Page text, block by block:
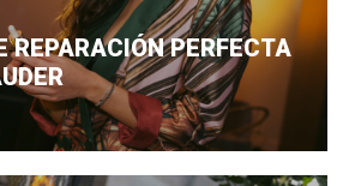
REPARACIÓN PERFECTA